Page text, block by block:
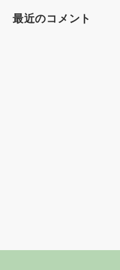
最近のコメント